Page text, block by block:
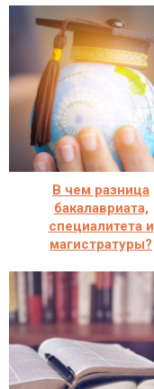
В чем разница
бакалавриата,
специалитета и
магистратуры?